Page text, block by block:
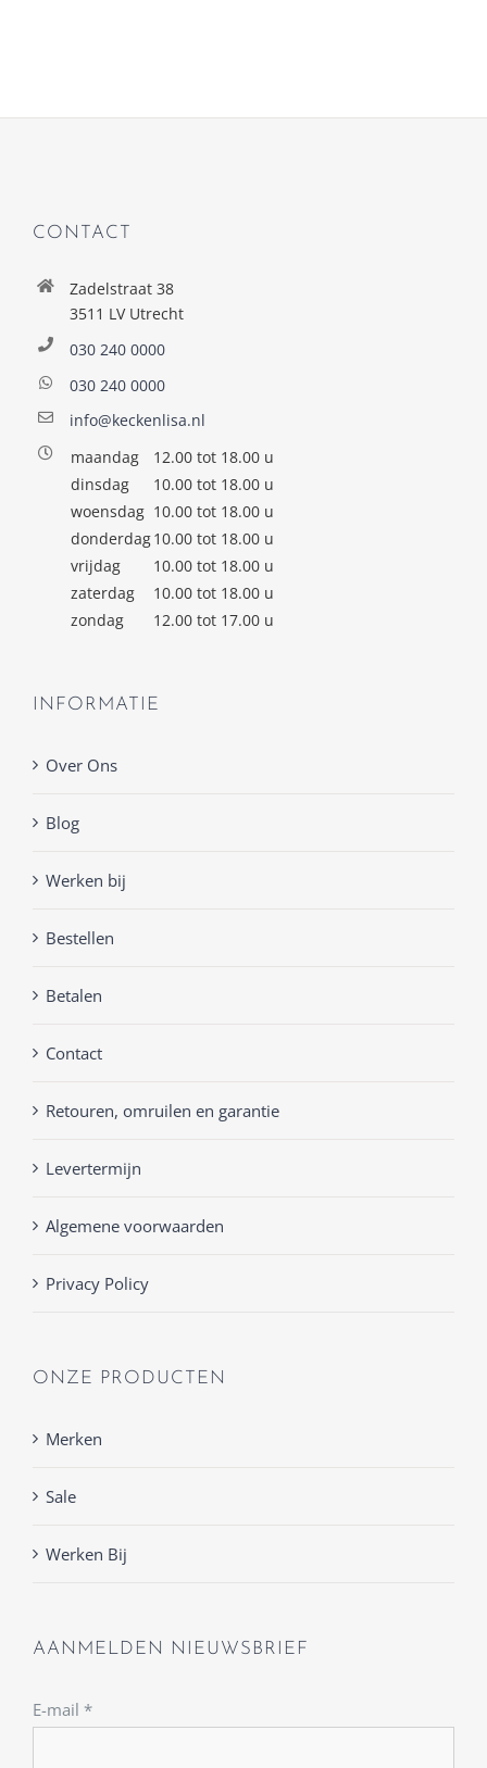
CONTACT
Zadelstraat 38
3511 LV Utrecht
030 240 0000
030 240 0000
info@keckenlisa.nl
maandag
12.00 tot 18.00 u
dinsdag
10.00 tot 18.00 u
woensdag 10.00 tot 18.00 u
donderdag10.00 tot 18.00 u
vrijdag
10.00 tot 18.00 u
zaterdag
10.00 tot 18.00 u
zondag
12.00 tot 17.00 u
INFORMATIE
Over Ons
Blog
Werken bij
Bestellen
Betalen
Contact
Retouren, omruilen en garantie
Levertermijn
Algemene voorwaarden
Privacy Policy
ONZE PRODUCTEN
Merken
Sale
Werken Bij
AANMELDEN NIEUWSBRIEF
E-mail *